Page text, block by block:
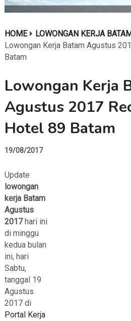
HOME LOWONGAN KERJA BATAM
Lowongan Kerja Batam Agustus
Batam
Lowongan Kerja
Agustus 2017
Hotel 89 Batam
19/08/2017
Update
lowongan
kerja Batam
Agustus
2017hari ini
di minggu
kedua bulan
ini, hari
Sabtu,
tanggal 19
Agustus
2017 di
Portal Kerja